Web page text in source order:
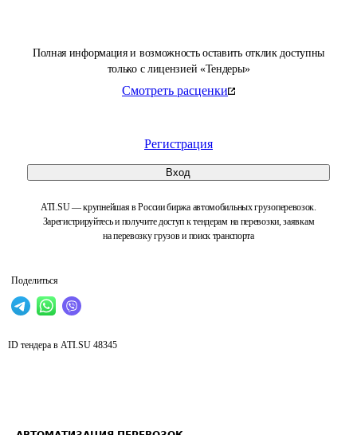
Полная информация и возможность оставить отклик доступны
только с лицензией «Тендеры»
Смотреть расценки
Регистрация
Вход
ATI.SU — крупнейшая в России биржа автомобильных грузоперевозок.
Зарегистрируйтесь и получите доступ к тендерам на перевозки, заявкам
на перевозку грузов и поиск транспорта
Поделиться
ID тендера в ATI.SU 48345